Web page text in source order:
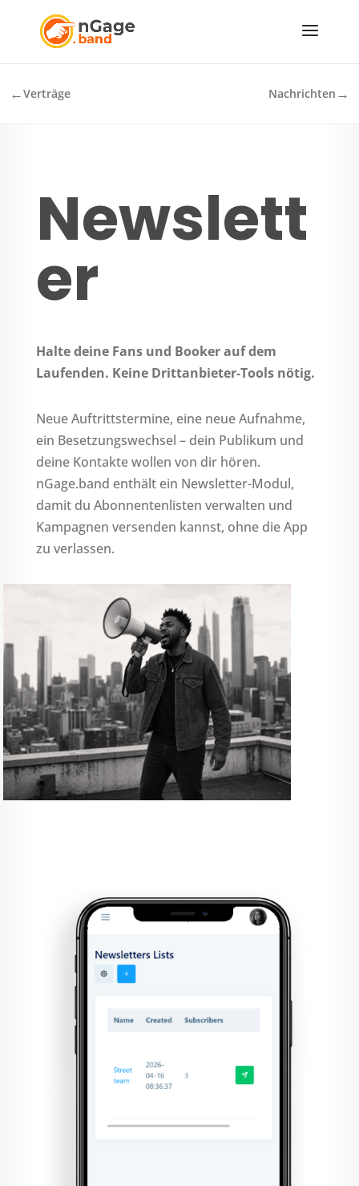
←Verträge Nachrichten →
Newslett
er
Halte deine Fans und Booker auf dem
Laufenden. Keine Drittanbieter-Tools nötig.
Neue Auftrittstermine, eine neue Aufnahme,
ein Besetzungswechsel – dein Publikum und
deine Kontakte wollen von dir hören.
nGage.band enthält ein Newsletter-Modul,
damit du Abonnentenlisten verwalten und
Kampagnen versenden kannst, ohne die App
zu verlassen.